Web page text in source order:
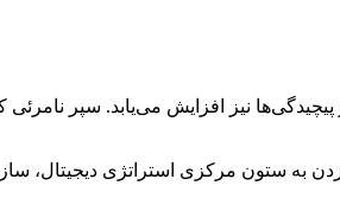
نیز افزایش می‌یابد. سپر
زدن به ستون مرکزی استراتژی دیجیتال،